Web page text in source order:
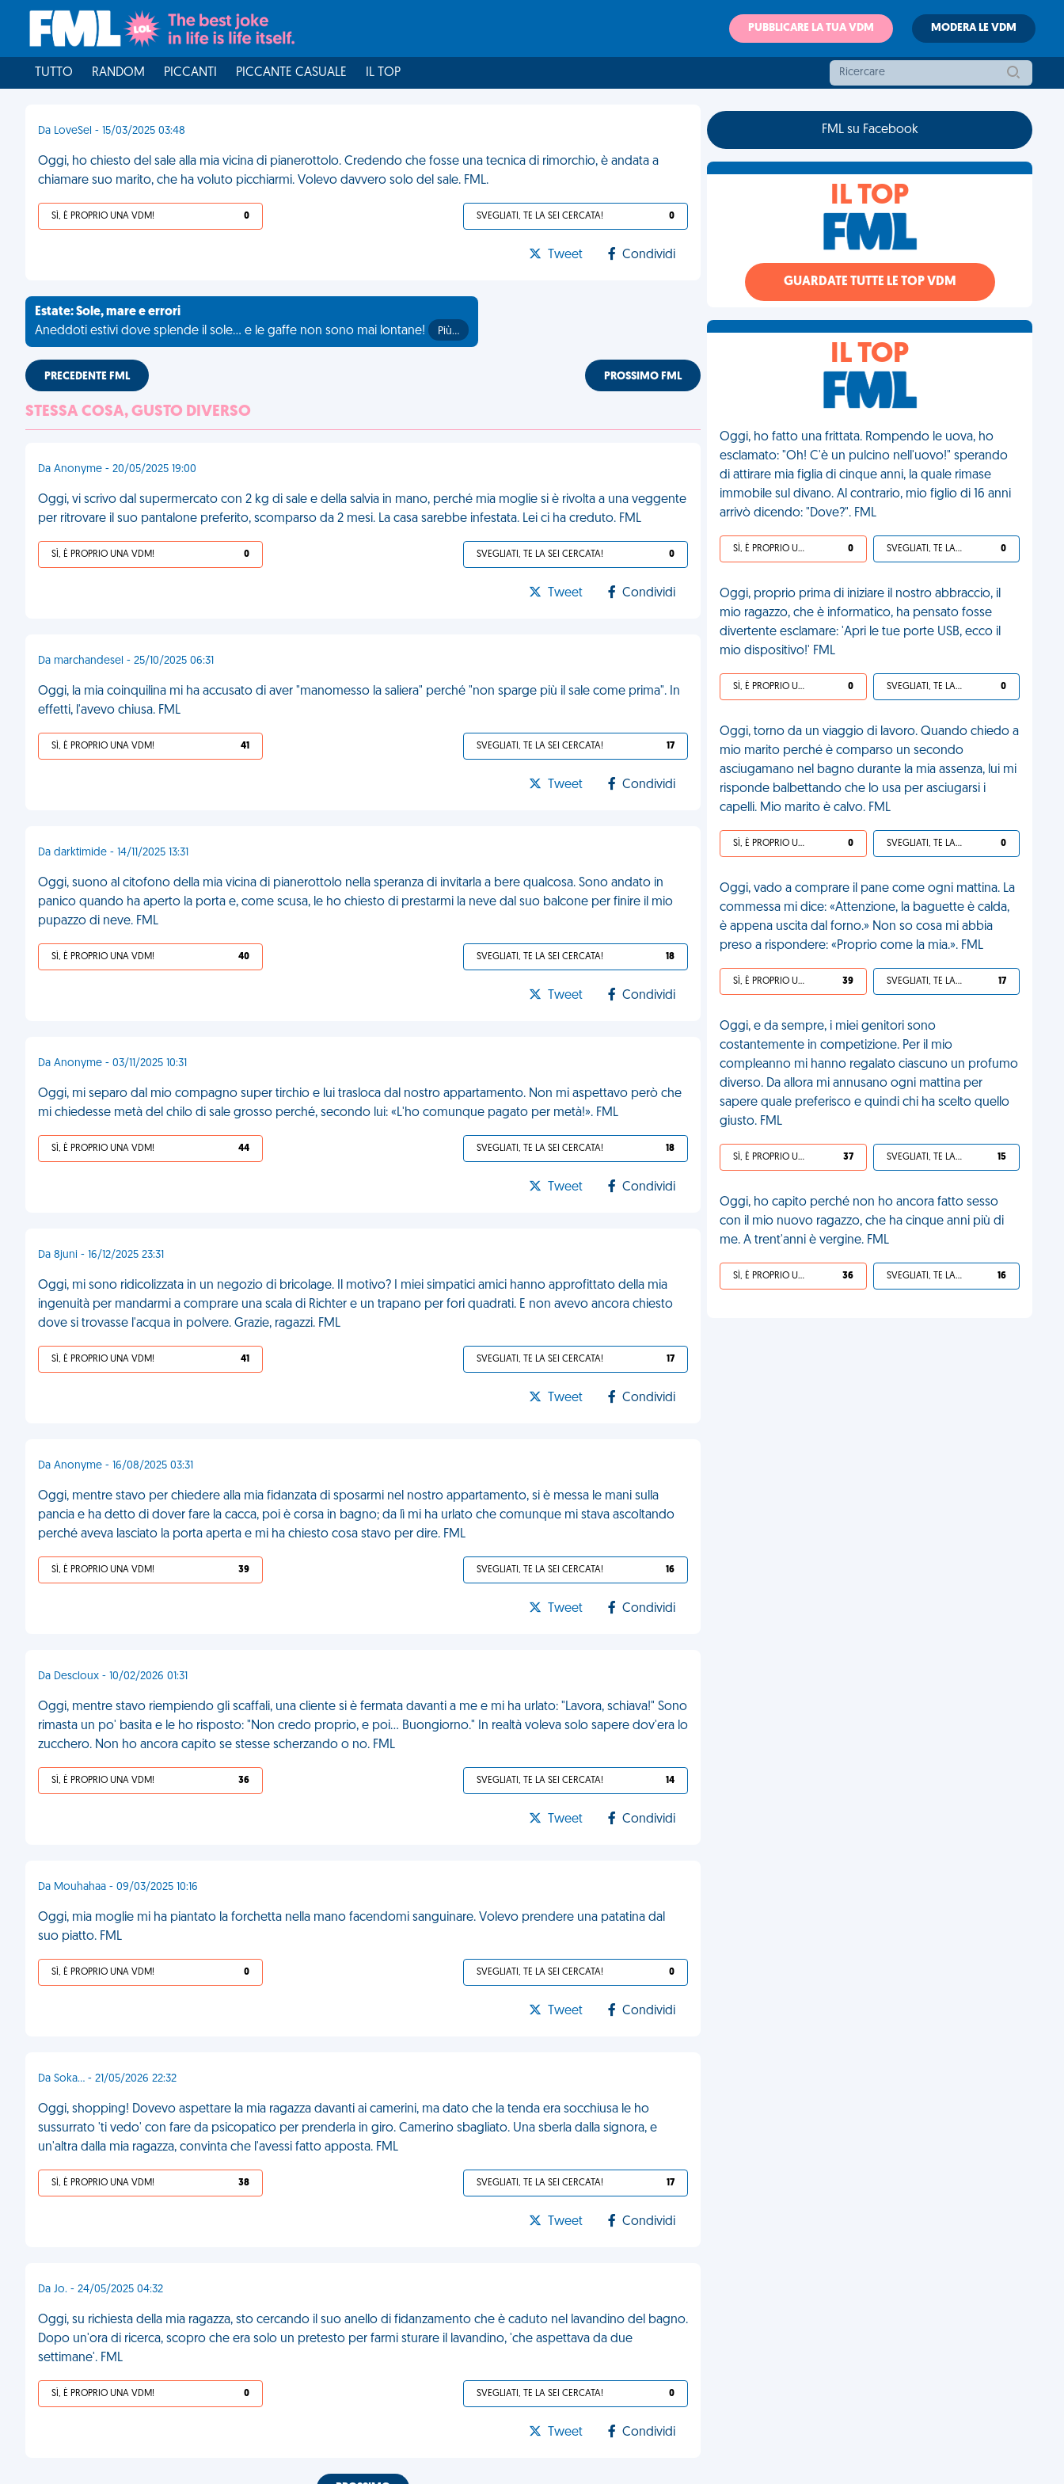
PUBBLICARE LA TUA VDM MODERA LE VDM
TUTTO RANDOM PICCANTI PICCANTE CASUALE IL TOP
Da LoveSel - 15/03/2025 03:48
Oggi, ho chiesto del sale alla mia vicina di pianerottolo. Credendo che fosse una tecnica di rimorchio, è andata a
chiamare suo marito, che ha voluto picchiarmi. Volevo davvero solo del sale. FML.
SÌ, È PROPRIO UNA VDM! 0 SVEGLIATI, TE LA SEI CERCATA! 0
Tweet Condividi
Estate: Sole, mare e errori
Aneddoti estivi dove splende il sole... e le gaffe non sono mai lontane!
Più…
PRECEDENTE FML PROSSIMO FML
STESSA COSA, GUSTO DIVERSO
Da Anonyme - 20/05/2025 19:00
Oggi, vi scrivo dal supermercato con 2 kg di sale e della salvia in mano, perché mia moglie si è rivolta a una veggente
per ritrovare il suo pantalone preferito, scomparso da 2 mesi. La casa sarebbe infestata. Lei ci ha creduto. FML
SÌ, È PROPRIO UNA VDM! 0 SVEGLIATI, TE LA SEI CERCATA! 0
Tweet Condividi
Da marchandesel - 25/10/2025 06:31
Oggi, la mia coinquilina mi ha accusato di aver "manomesso la saliera" perché "non sparge più il sale come prima". In
effetti, l'avevo chiusa. FML
SÌ, È PROPRIO UNA VDM! 41 SVEGLIATI, TE LA SEI CERCATA! 17
Tweet Condividi
Da darktimide - 14/11/2025 13:31
Oggi, suono al citofono della mia vicina di pianerottolo nella speranza di invitarla a bere qualcosa. Sono andato in
panico quando ha aperto la porta e, come scusa, le ho chiesto di prestarmi la neve dal suo balcone per finire il mio
pupazzo di neve. FML
SÌ, È PROPRIO UNA VDM! 40 SVEGLIATI, TE LA SEI CERCATA! 18
Tweet Condividi
Da Anonyme - 03/11/2025 10:31
Oggi, mi separo dal mio compagno super tirchio e lui trasloca dal nostro appartamento. Non mi aspettavo però che
mi chiedesse metà del chilo di sale grosso perché, secondo lui: «L'ho comunque pagato per metà!». FML
SÌ, È PROPRIO UNA VDM! 44 SVEGLIATI, TE LA SEI CERCATA! 18
Tweet Condividi
Da 8juni - 16/12/2025 23:31
Oggi, mi sono ridicolizzata in un negozio di bricolage. Il motivo? I miei simpatici amici hanno approfittato della mia
ingenuità per mandarmi a comprare una scala di Richter e un trapano per fori quadrati. E non avevo ancora chiesto
dove si trovasse l'acqua in polvere. Grazie, ragazzi. FML
SÌ, È PROPRIO UNA VDM! 41 SVEGLIATI, TE LA SEI CERCATA! 17
Tweet Condividi
Da Anonyme - 16/08/2025 03:31
Oggi, mentre stavo per chiedere alla mia fidanzata di sposarmi nel nostro appartamento, si è messa le mani sulla
pancia e ha detto di dover fare la cacca, poi è corsa in bagno; da lì mi ha urlato che comunque mi stava ascoltando
perché aveva lasciato la porta aperta e mi ha chiesto cosa stavo per dire. FML
SÌ, È PROPRIO UNA VDM! 39 SVEGLIATI, TE LA SEI CERCATA! 16
Tweet Condividi
Da Descloux - 10/02/2026 01:31
Oggi, mentre stavo riempiendo gli scaffali, una cliente si è fermata davanti a me e mi ha urlato: "Lavora, schiava!" Sono
rimasta un po' basita e le ho risposto: "Non credo proprio, e poi... Buongiorno." In realtà voleva solo sapere dov'era lo
zucchero. Non ho ancora capito se stesse scherzando o no. FML
SÌ, È PROPRIO UNA VDM! 36 SVEGLIATI, TE LA SEI CERCATA! 14
Tweet Condividi
Da Mouhahaa - 09/03/2025 10:16
Oggi, mia moglie mi ha piantato la forchetta nella mano facendomi sanguinare. Volevo prendere una patatina dal
suo piatto. FML
SÌ, È PROPRIO UNA VDM! 0 SVEGLIATI, TE LA SEI CERCATA! 0
Tweet Condividi
Da Soka... - 21/05/2026 22:32
Oggi, shopping! Dovevo aspettare la mia ragazza davanti ai camerini, ma dato che la tenda era socchiusa le ho
sussurrato 'ti vedo' con fare da psicopatico per prenderla in giro. Camerino sbagliato. Una sberla dalla signora, e
un'altra dalla mia ragazza, convinta che l'avessi fatto apposta. FML
SÌ, È PROPRIO UNA VDM! 38 SVEGLIATI, TE LA SEI CERCATA! 17
Tweet Condividi
Da Jo. - 24/05/2025 04:32
Oggi, su richiesta della mia ragazza, sto cercando il suo anello di fidanzamento che è caduto nel lavandino del bagno.
Dopo un'ora di ricerca, scopro che era solo un pretesto per farmi sturare il lavandino, 'che aspettava da due
settimane'. FML
SÌ, È PROPRIO UNA VDM! 0 SVEGLIATI, TE LA SEI CERCATA! 0
Tweet Condividi
FML su Facebook
IL TOP
GUARDATE TUTTE LE TOP VDM
IL TOP
Oggi, ho fatto una frittata. Rompendo le uova, ho
esclamato: "Oh! C'è un pulcino nell'uovo!" sperando
di attirare mia figlia di cinque anni, la quale rimase
immobile sul divano. Al contrario, mio figlio di 16 anni
arrivò dicendo: "Dove?". FML
SÌ, È PROPRIO UNA VDM! 0 SVEGLIATI, TE LA SEI CERCATA! 0
Oggi, proprio prima di iniziare il nostro abbraccio, il
mio ragazzo, che è informatico, ha pensato fosse
divertente esclamare: 'Apri le tue porte USB, ecco il
mio dispositivo!' FML
SÌ, È PROPRIO UNA VDM! 0 SVEGLIATI, TE LA SEI CERCATA! 0
Oggi, torno da un viaggio di lavoro. Quando chiedo a
mio marito perché è comparso un secondo
asciugamano nel bagno durante la mia assenza, lui mi
risponde balbettando che lo usa per asciugarsi i
capelli. Mio marito è calvo. FML
SÌ, È PROPRIO UNA VDM! 0 SVEGLIATI, TE LA SEI CERCATA! 0
Oggi, vado a comprare il pane come ogni mattina. La
commessa mi dice: «Attenzione, la baguette è calda,
è appena uscita dal forno.» Non so cosa mi abbia
preso a rispondere: «Proprio come la mia.». FML
SÌ, È PROPRIO UNA VDM! 39 SVEGLIATI, TE LA SEI CERCATA! 17
Oggi, e da sempre, i miei genitori sono
costantemente in competizione. Per il mio
compleanno mi hanno regalato ciascuno un profumo
diverso. Da allora mi annusano ogni mattina per
sapere quale preferisco e quindi chi ha scelto quello
giusto. FML
SÌ, È PROPRIO UNA VDM! 37 SVEGLIATI, TE LA SEI CERCATA! 15
Oggi, ho capito perché non ho ancora fatto sesso
con il mio nuovo ragazzo, che ha cinque anni più di
me. A trent'anni è vergine. FML
SÌ, È PROPRIO UNA VDM! 36 SVEGLIATI, TE LA SEI CERCATA! 16